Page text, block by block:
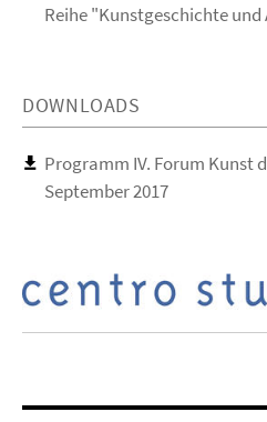
Reihe "Kunstgeschichte
DOWNLOADS
Programm IV. Forum Kunst
September 2017